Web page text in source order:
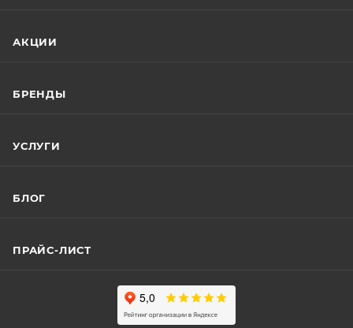
АКЦИИ
БРЕНДЫ
УСЛУГИ
БЛОГ
ПРАЙС-ЛИСТ